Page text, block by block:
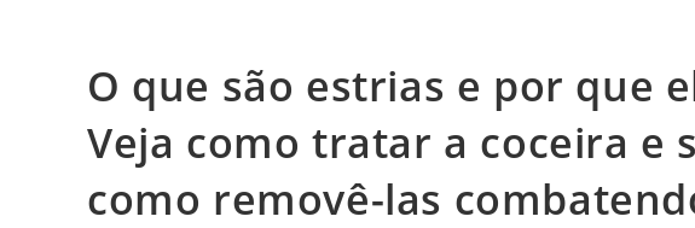
O que são estrias e por que
Veja como tratar a coceira e
como removê-las